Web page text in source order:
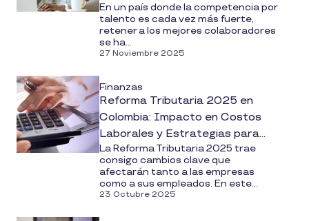
Entornos Competitivos
En un país donde la competencia por
talento es cada vez más fuerte,
retener a los mejores colaboradores
se ha...
27 Noviembre 2025
Finanzas
Reforma Tributaria 2025 en
Colombia: Impacto en Costos
Laborales y Estrategias para
Empresas
La Reforma Tributaria 2025 trae
consigo cambios clave que
afectarán tanto a las empresas
como a sus empleados. En este...
23 Octubre 2025